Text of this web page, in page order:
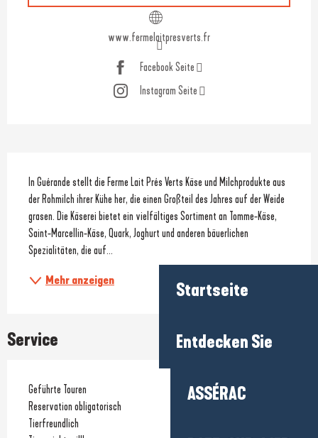
Startseite
Entdecken Sie
ASSÉRAC
www.fermelaitpresverts.fr
Facebook Seite
Instagram Seite
Beschreibung
In Guérande stellt die Ferme Lait Prés Verts Käse und Milchprodukte aus
der Rohmilch ihrer Kühe her, die einen Großteil des Jahres auf der Weide
grasen. Die Käserei bietet ein vielfältiges Sortiment an Tomme-Käse,
Saint-Marcellin-Käse, Quark, Joghurt und anderen bäuerlichen
Spezialitäten, die auf...
Mehr anzeigen
Service
Geführte Touren
Reservation obligatorisch
Tierfreundlich